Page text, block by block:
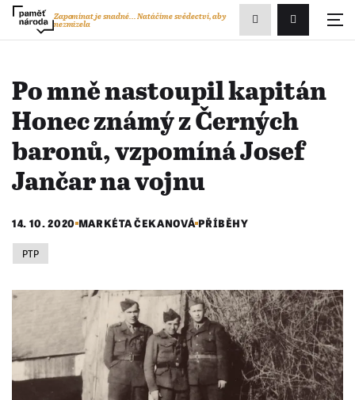
Přihlášení/
Zapomínat je snadné...Natáčíme svědectví, aby
nezmizela
Zobrazit
vyhledávání
Po mně nastoupil kapitán
Honec známý z Černých
baronů, vzpomíná Josef
Jančar na vojnu
14. 10. 2020 MARKÉTA ČEKANOVÁ PŘÍBĚHY
PTP